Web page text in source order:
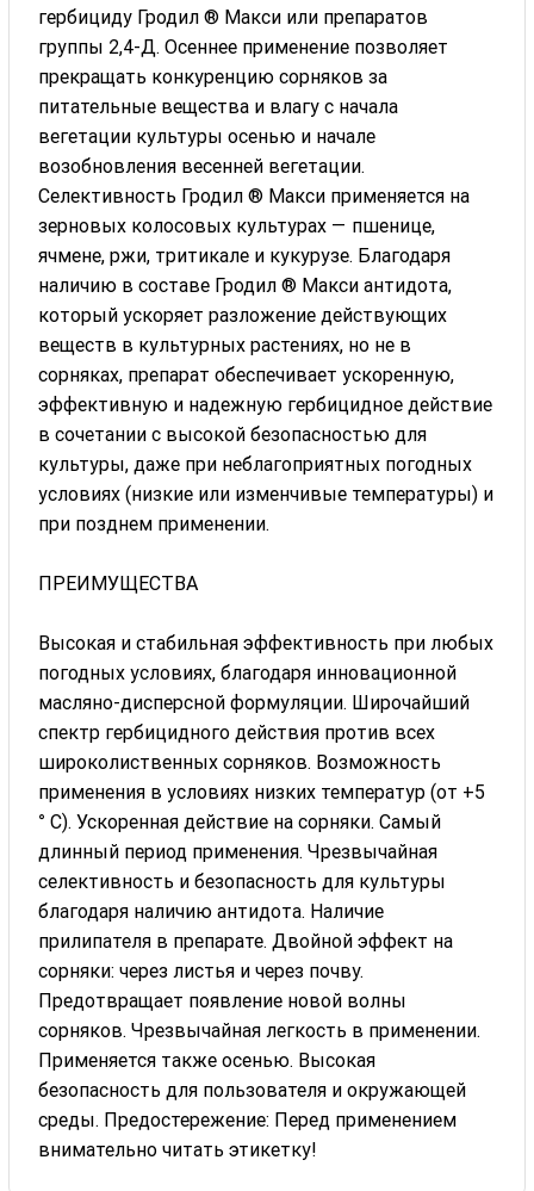
гербициду Гродил ® Макси или препаратов
группы 2,4-Д. Осеннее применение позволяет
прекращать конкуренцию сорняков за
питательные вещества и влагу с начала
вегетации культуры осенью и начале
возобновления весенней вегетации.
Селективность Гродил ® Макси применяется на
зерновых колосовых культурах — пшенице,
ячмене, ржи, тритикале и кукурузе. Благодаря
наличию в составе Гродил ® Макси антидота,
который ускоряет разложение действующих
веществ в культурных растениях, но не в
сорняках, препарат обеспечивает ускоренную,
эффективную и надежную гербицидное действие
в сочетании с высокой безопасностью для
культуры, даже при неблагоприятных погодных
условиях (низкие или изменчивые температуры) и
при позднем применении.
ПРЕИМУЩЕСТВА
Высокая и стабильная эффективность при любых
погодных условиях, благодаря инновационной
масляно-дисперсной формуляции. Широчайший
спектр гербицидного действия против всех
широколиственных сорняков. Возможность
применения в условиях низких температур (от +5
° С). Ускоренная действие на сорняки. Самый
длинный период применения. Чрезвычайная
селективность и безопасность для культуры
благодаря наличию антидота. Наличие
прилипателя в препарате. Двойной эффект на
сорняки: через листья и через почву.
Предотвращает появление новой волны
сорняков. Чрезвычайная легкость в применении.
Применяется также осенью. Высокая
безопасность для пользователя и окружающей
среды. Предостережение: Перед применением
внимательно читать этикетку!